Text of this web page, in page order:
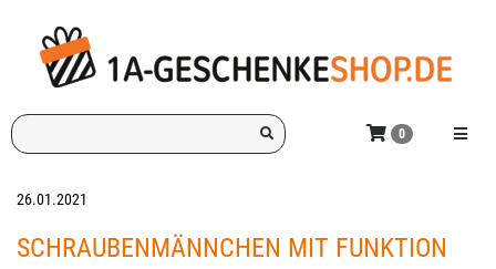
Hauptinhalt
springen
Ich
suche
Geschenk
Menü
0
26.01.2021
SCHRAUBENMÄNNCHEN MIT FUNKTION